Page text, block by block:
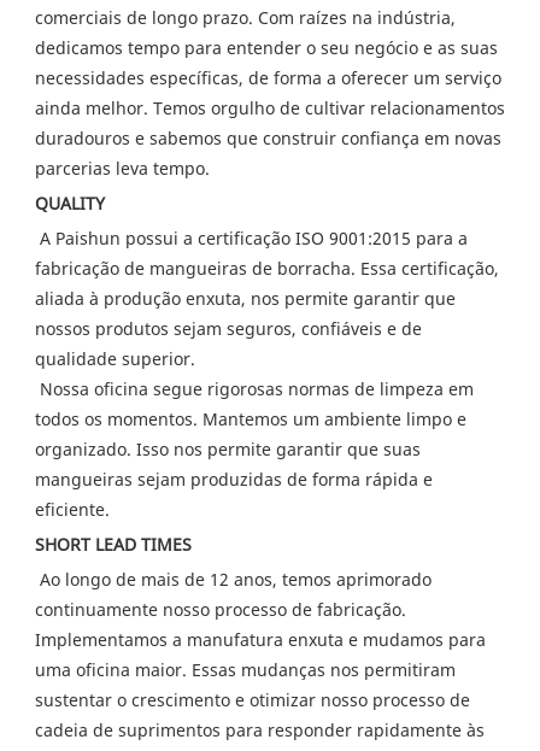
comerciais de longo prazo. Com raízes na indústria,
dedicamos tempo para entender o seu negócio e as suas
necessidades específicas, de forma a oferecer um serviço
ainda melhor. Temos orgulho de cultivar relacionamentos
duradouros e sabemos que construir confiança em novas
parcerias leva tempo.
QUALITY
A Paishun possui a certificação ISO 9001:2015 para a
fabricação de mangueiras de borracha. Essa certificação,
aliada à produção enxuta, nos permite garantir que
nossos produtos sejam seguros, confiáveis ​​e de
qualidade superior.
todos os momentos. Mantemos um ambiente limpo e
organizado. Isso nos permite garantir que suas
mangueiras sejam produzidas de forma rápida e
eficiente.
SHORT LEAD TIMES
Ao longo de mais de 12 anos, temos aprimorado
continuamente nosso processo de fabricação.
Implementamos a manufatura enxuta e mudamos para
uma oficina maior. Essas mudanças nos permitiram
sustentar o crescimento e otimizar nosso processo de
cadeia de suprimentos para responder rapidamente às